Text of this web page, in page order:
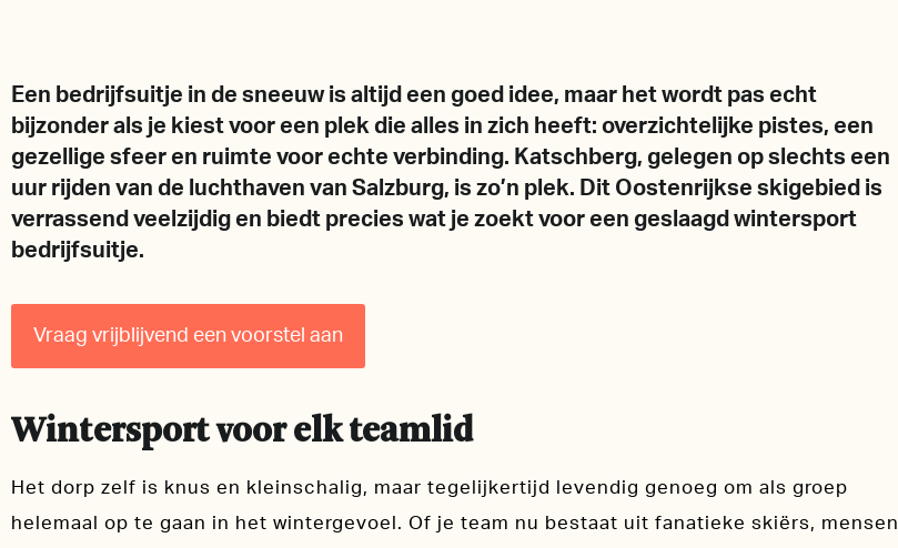
Een bedrijfsuitje in de sneeuw is altijd een goed idee, maar het wordt pas echt
bijzonder als je kiest voor een plek die alles in zich heeft: overzichtelijke pistes, een
gezellige sfeer en ruimte voor echte verbinding. Katschberg, gelegen op slechts een
uur rijden van de luchthaven van Salzburg, is zo’n plek. Dit Oostenrijkse skigebied is
verrassend veelzijdig en biedt precies wat je zoekt voor een geslaagd wintersport
bedrijfsuitje.
Vraag vrijblijvend een voorstel aan
Wintersport voor elk teamlid
Het dorp zelf is knus en kleinschalig, maar tegelijkertijd levendig genoeg om als groep
helemaal op te gaan in het wintergevoel. Of je team nu bestaat uit fanatieke skiërs, mensen